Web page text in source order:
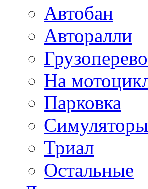
Автобан
Авторалли
На
Парковка
Симуляторы
Триал
Остальные